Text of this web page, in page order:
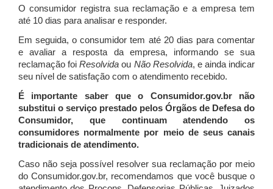
O consumidor registra sua reclamação e a empresa tem
até 10 dias para analisar e responder.
Em seguida, o consumidor tem até 20 dias para comentar
e avaliar a resposta da empresa, informando se sua
reclamação foiResolvida ou Não Resolvida, e ainda indicar
seu nível de satisfação com o atendimento recebido.
É importante saber que o Consumidor.gov.br não
substitui o serviço prestado pelos Órgãos de Defesa do
Consumidor, que continuam atendendo os
consumidores normalmente por meio de seus canais
tradicionais de atendimento.
Caso não seja possível resolver sua reclamação por meio
do Consumidor.gov.br, recomendamos que você busque o